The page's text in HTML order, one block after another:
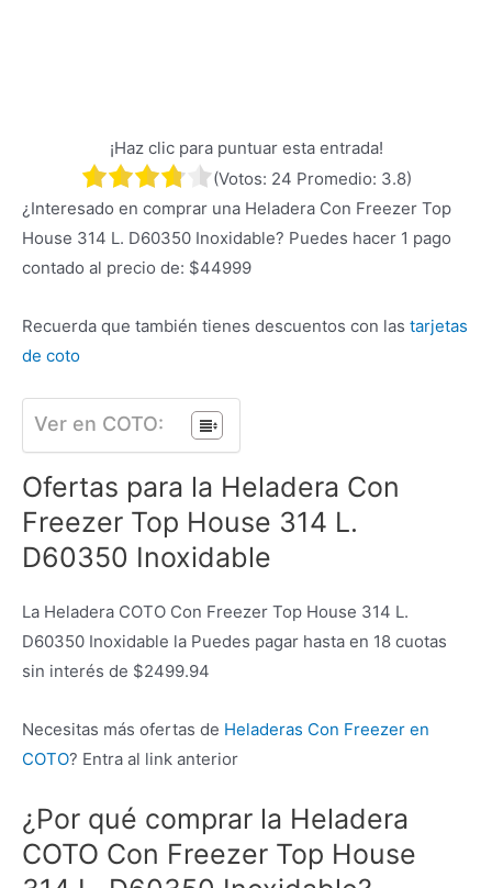
¡Haz clic para puntuar esta entrada!
(Votos: 24 Promedio: 3.8)
¿Interesado en comprar una Heladera Con Freezer Top
House 314 L. D60350 Inoxidable? Puedes hacer 1 pago
contado al precio de: $44999
Recuerda que también tienes descuentos con las tarjetas
de coto
Ver en COTO:
Ofertas para la Heladera Con
Freezer Top House 314 L.
D60350 Inoxidable
La Heladera COTO Con Freezer Top House 314 L.
D60350 Inoxidable la Puedes pagar hasta en 18 cuotas
sin interés de $2499.94
Necesitas más ofertas de Heladeras Con Freezer en
COTO? Entra al link anterior
¿Por qué comprar la Heladera
COTO Con Freezer Top House